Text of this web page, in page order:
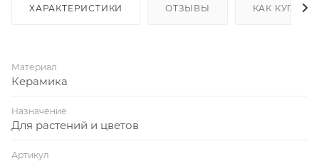
ХАРАКТЕРИСТИКИ ОТЗЫВЫ КАК КУПИТЬ
Материал
Керамика
Назначение
Для растений и цветов
Артикул